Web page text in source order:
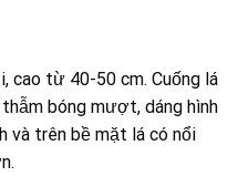
cao từ 40-50 cm. Cuống lá
bóng mượt, dáng hình
và trên bề mặt lá có nổi